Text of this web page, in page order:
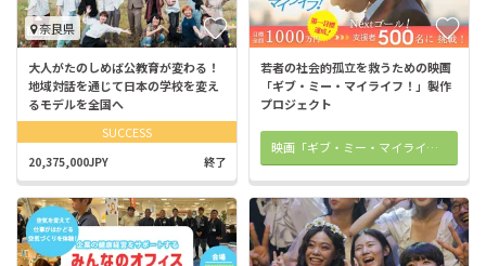
奈良県
大人がたのしめば公教育が変わる！
地域対話を通じて日本の学校を変え
るモデルを全国へ
SUCCESS
20,375,000JPY 終了
若者の社会的孤立を救うための映画
「ギブ・ミー・マイライフ！」製作
プロジェクト
映画「ギブ・ミー・マイライフ！」オフィシャルHP